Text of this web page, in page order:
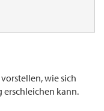
wie sich
kann.